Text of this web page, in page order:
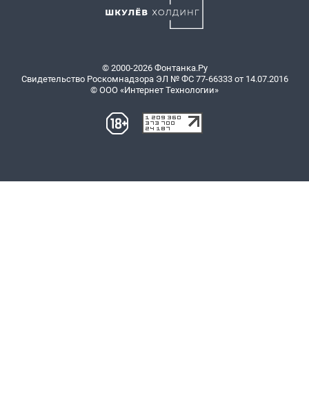
© 2000-2026 Фонтанка.Ру
Свидетельство Роскомнадзора ЭЛ № ФС 77-66333 от 14.07.2016
© ООО «Интернет Технологии»